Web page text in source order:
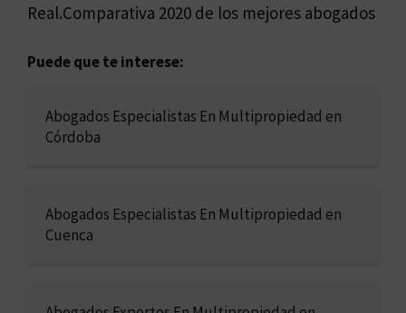
Real.Comparativa 2020 de los mejores abogados
Puede que te interese:
Abogados Especialistas En Multipropiedad en
Córdoba
Abogados Especialistas En Multipropiedad en
Cuenca